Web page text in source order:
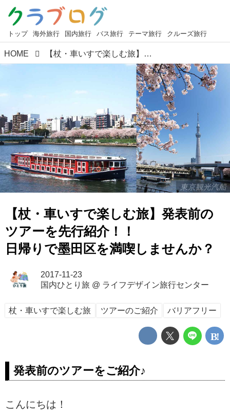
トップ 海外旅行 国内旅行 バス旅行 テーマ旅行 クルーズ旅行
HOME 【杖・車いすで楽しむ旅】発表前のツアーを先行紹介！！ 日帰りで墨田区を満喫しませんか？
東京観光汽船
【杖・車いすで楽しむ旅】発表前の
ツアーを先行紹介！！
日帰りで墨田区を満喫しませんか？
2017-11-23
国内ひとり旅 @ ライフデザイン旅行センター
杖・車いすで楽しむ旅 ツアーのご紹介 バリアフリー
発表前のツアーをご紹介♪
こんにちは！